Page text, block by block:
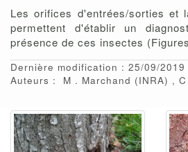
Les orifices d'entrées/sorties et
permettent d'établir un
présence de ces insectes
Dernière modification : 25/09/2019
Auteurs :
M Marchand (INRA) C